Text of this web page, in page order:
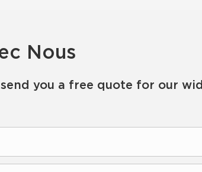
Nous
you a free quote for our